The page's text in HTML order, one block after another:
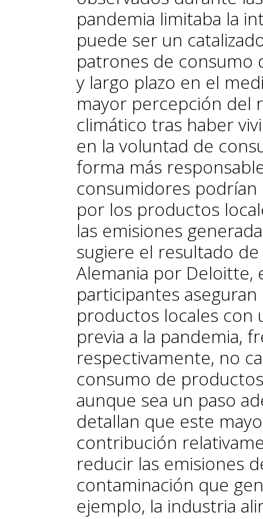
pandemia limitaba la
puede ser un
patrones de consumo
y largo plazo en el
mayor percepción del
climático tras haber
en la voluntad de
forma más
consumidores
por los productos
las emisiones
sugiere el resultado
Alemania por Deloitte,
participantes
productos locales con
previa a la pandemia,
respectivamente, no
consumo de
aunque sea un paso
detallan que este
contribución
reducir las emisiones
contaminación que
ejemplo, la industria